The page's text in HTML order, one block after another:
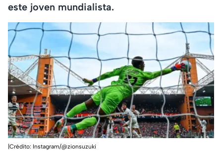
este joven mundialista.
|Crédito: Instagram/@zionsuzuki